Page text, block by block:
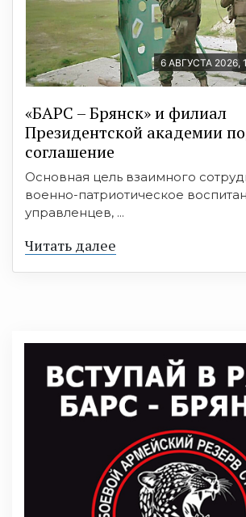
6 АВГУСТА 2026,
«БАРС – Брянск» и филиал
Президентской академии
соглашение
Основная цель взаимного
военно-патриотическое
управленцев, ...
Читать далее